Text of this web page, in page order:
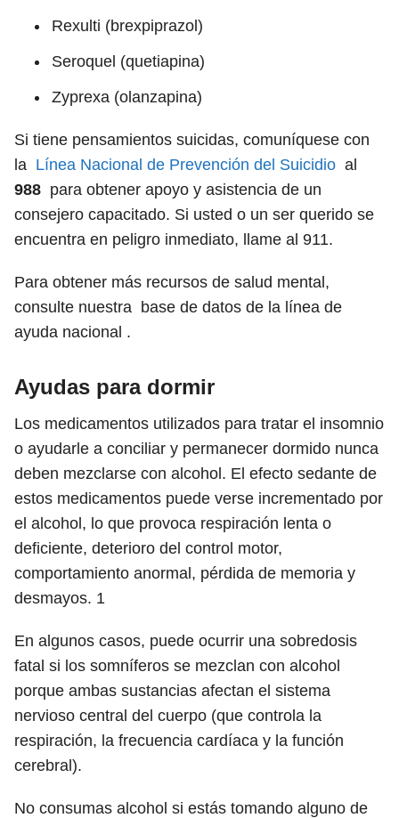
Rexulti (brexpiprazol)
Seroquel (quetiapina)
Zyprexa (olanzapina)
Si tiene pensamientos suicidas, comuníquese con
la Línea Nacional de Prevención del Suicidio al
988 para obtener apoyo y asistencia de un
consejero capacitado. Si usted o un ser querido se
encuentra en peligro inmediato, llame al 911.
Para obtener más recursos de salud mental,
consulte nuestra base de datos de la línea de
ayuda nacional .
Ayudas para dormir
Los medicamentos utilizados para tratar el insomnio
o ayudarle a conciliar y permanecer dormido nunca
deben mezclarse con alcohol. El efecto sedante de
estos medicamentos puede verse incrementado por
el alcohol, lo que provoca respiración lenta o
deficiente, deterioro del control motor,
comportamiento anormal, pérdida de memoria y
desmayos. 1
En algunos casos, puede ocurrir una sobredosis
fatal si los somníferos se mezclan con alcohol
porque ambas sustancias afectan el sistema
nervioso central del cuerpo (que controla la
respiración, la frecuencia cardíaca y la función
cerebral).
No consumas alcohol si estás tomando alguno de